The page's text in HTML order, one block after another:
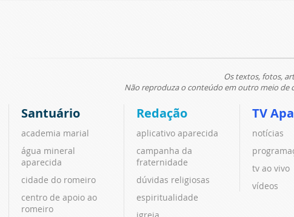
Os textos, fotos,
Não reproduza o conteúdo em outro meio de
Santuário
academia marial
água mineral
aparecida
cidade do romeiro
centro de apoio ao
romeiro
Redação
aplicativo aparecida
campanha da
fraternidade
dúvidas religiosas
espiritualidade
igreja
TV
notícias
tv ao vivo
vídeos